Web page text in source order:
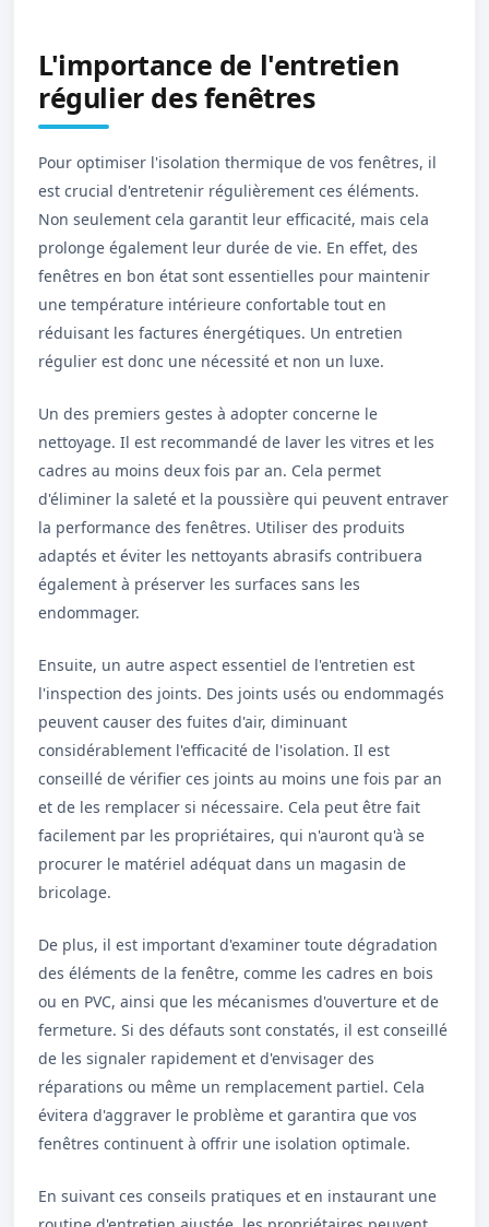
L'importance de l'entretien
régulier des fenêtres
Pour optimiser l'isolation thermique de vos fenêtres, il
est crucial d'entretenir régulièrement ces éléments.
Non seulement cela garantit leur efficacité, mais cela
prolonge également leur durée de vie. En effet, des
fenêtres en bon état sont essentielles pour maintenir
une température intérieure confortable tout en
réduisant les factures énergétiques. Un entretien
régulier est donc une nécessité et non un luxe.
Un des premiers gestes à adopter concerne le
nettoyage. Il est recommandé de laver les vitres et les
cadres au moins deux fois par an. Cela permet
d'éliminer la saleté et la poussière qui peuvent entraver
la performance des fenêtres. Utiliser des produits
adaptés et éviter les nettoyants abrasifs contribuera
également à préserver les surfaces sans les
endommager.
Ensuite, un autre aspect essentiel de l'entretien est
l'inspection des joints. Des joints usés ou endommagés
peuvent causer des fuites d'air, diminuant
considérablement l'efficacité de l'isolation. Il est
conseillé de vérifier ces joints au moins une fois par an
et de les remplacer si nécessaire. Cela peut être fait
facilement par les propriétaires, qui n'auront qu'à se
procurer le matériel adéquat dans un magasin de
bricolage.
De plus, il est important d'examiner toute dégradation
des éléments de la fenêtre, comme les cadres en bois
ou en PVC, ainsi que les mécanismes d'ouverture et de
fermeture. Si des défauts sont constatés, il est conseillé
de les signaler rapidement et d'envisager des
réparations ou même un remplacement partiel. Cela
évitera d'aggraver le problème et garantira que vos
fenêtres continuent à offrir une isolation optimale.
En suivant ces conseils pratiques et en instaurant une